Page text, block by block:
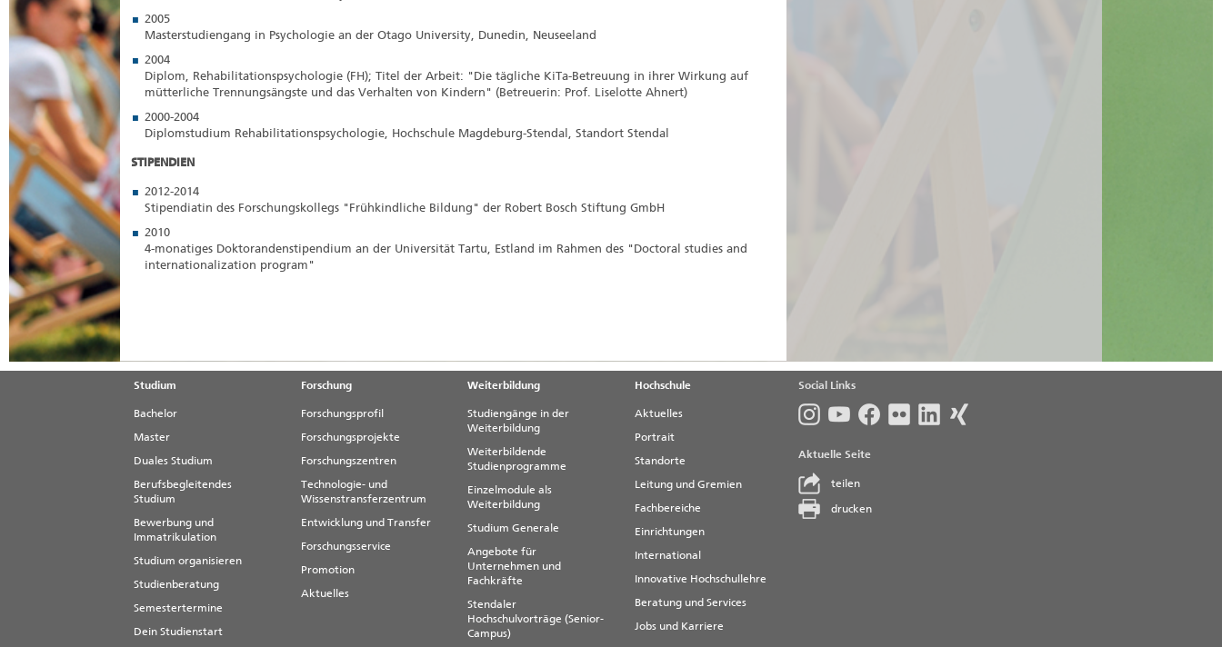
2005
Masterstudiengang in Psychologie an der Otago University, Dunedin, Neuseeland
2004
Diplom, Rehabilitationspsychologie (FH); Titel der Arbeit: "Die tägliche KiTa-Betreuung in ihrer Wirkung auf
mütterliche Trennungsängste und das Verhalten von Kindern" (Betreuerin: Prof. Liselotte Ahnert)
2000-2004
Diplomstudium Rehabilitationspsychologie, Hochschule Magdeburg-Stendal, Standort Stendal
STIPENDIEN
2012-2014
Stipendiatin des Forschungskollegs "Frühkindliche Bildung" der Robert Bosch Stiftung GmbH
2010
4-monatiges Doktorandenstipendium an der Universität Tartu, Estland im Rahmen des "Doctoral studies and
internationalization program"
Studium
Bachelor
Master
Duales Studium
Berufsbegleitendes
Studium
Bewerbung und
Immatrikulation
Studium organisieren
Studienberatung
Semestertermine
Dein Studienstart
Forschung
Forschungsprofil
Forschungsprojekte
Forschungszentren
Technologie- und
Wissenstransferzentrum
Entwicklung und Transfer
Forschungsservice
Promotion
Aktuelles
Weiterbildung
Studiengänge in der
Weiterbildung
Weiterbildende
Studienprogramme
Einzelmodule als
Weiterbildung
Studium Generale
Angebote für
Unternehmen und
Fachkräfte
Stendaler
Hochschulvorträge (Senior-
Campus)
Hochschule
Aktuelles
Portrait
Standorte
Leitung und Gremien
Fachbereiche
Einrichtungen
International
Innovative Hochschullehre
Beratung und Services
Jobs und Karriere
Social Links
Aktuelle Seite
teilen
drucken